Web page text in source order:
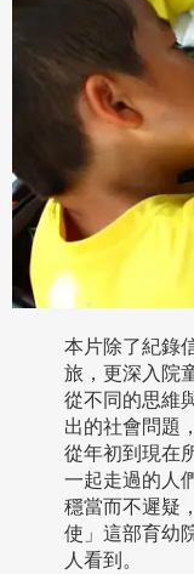
本片除了紀錄
旅，更深入院
從不同的思維­
出的社會問題
從年初到現在
一起走過的人
穩當而不遲疑
使」這部育幼
人看到。